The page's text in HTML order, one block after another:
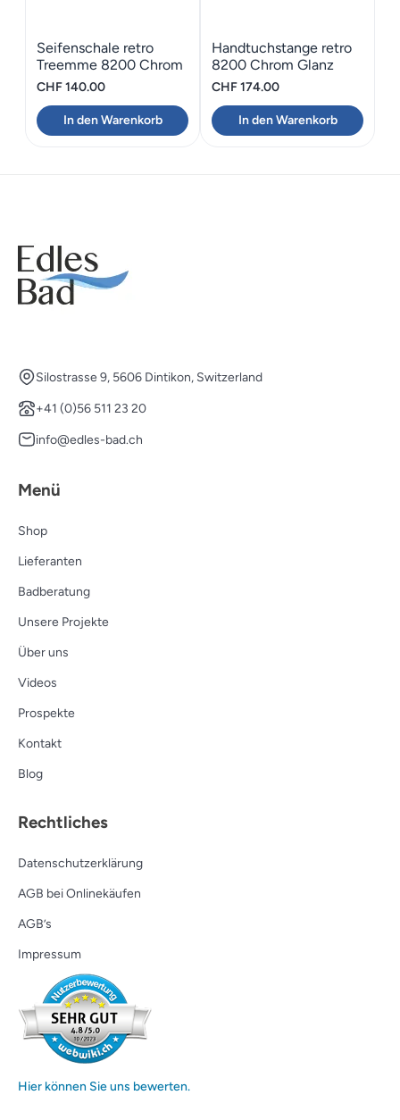
Seifenschale retro
Treemme 8200 Chrom
Glanz
CHF140.00
In den Warenkorb
Handtuchstange retro
8200 Chrom Glanz
CHF174.00
In den Warenkorb
Silostrasse 9, 5606 Dintikon, Switzerland
+41 (0)56 511 23 20
info@edles-bad.ch
Menü
Shop
Lieferanten
Badberatung
Unsere Projekte
Über uns
Videos
Prospekte
Kontakt
Blog
Rechtliches
Datenschutzerklärung
AGB bei Onlinekäufen
AGB’s
Impressum
Hier können Sie uns bewerten.